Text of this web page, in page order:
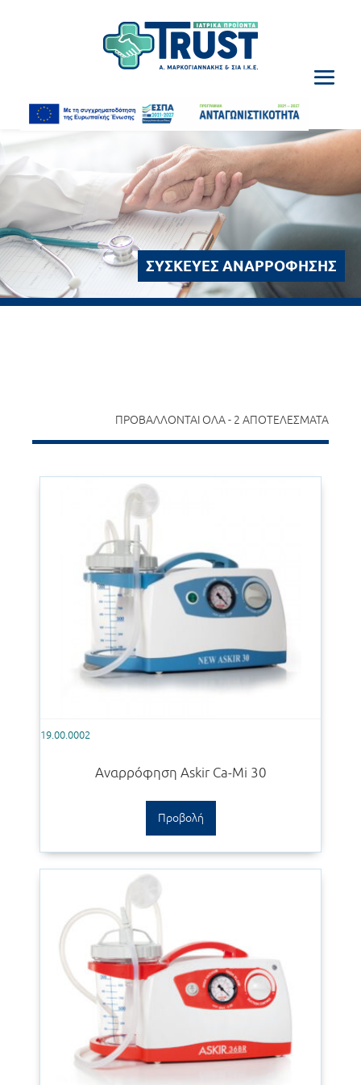
ΣΥΣΚΕΥΕΣ ΑΝΑΡΡΟΦΗΣΗΣ
ΠΡΟΒΆΛΛΟΝΤΑΙ ΌΛΑ - 2 ΑΠΟΤΕΛΈΣΜΑΤΑ
19.00.0002
Αναρρόφηση Askir Ca-Mi 30
Προβολή